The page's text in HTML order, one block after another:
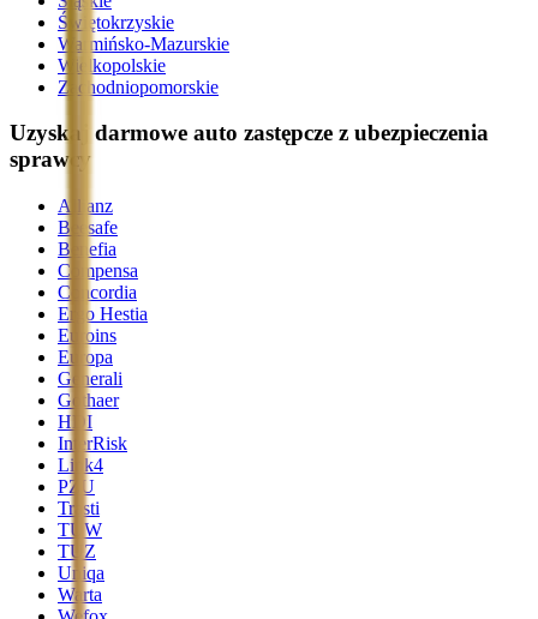
Świętokrzyskie
Warmińsko-Mazurskie
Wielkopolskie
Zachodniopomorskie
Uzyskaj darmowe auto zastępcze z ubezpieczenia
sprawcy
Allianz
Beesafe
Benefia
Compensa
Concordia
Ergo Hestia
Euroins
Europa
Generali
Gothaer
HDI
InterRisk
Link4
PZU
Trasti
TUW
TUZ
Uniqa
Warta